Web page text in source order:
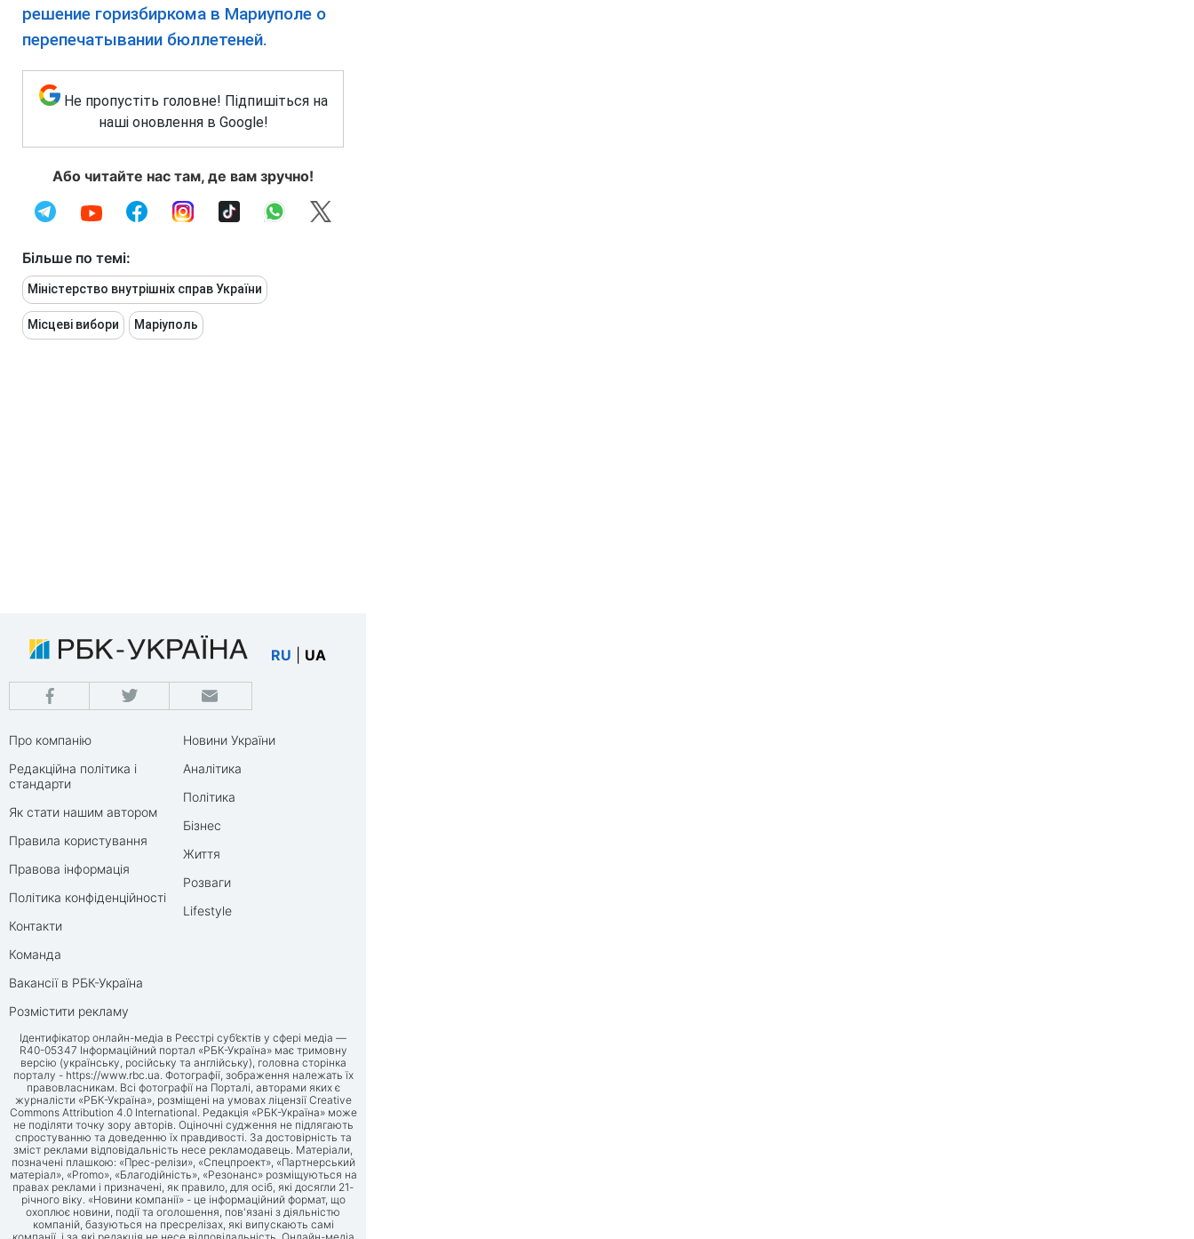
решение горизбиркома в Мариуполе о
перепечатывании бюллетеней.
Не пропустіть головне! Підпишіться на
наші оновлення в Google!
Або читайте нас там, де вам зручно!
Більше по темі:
Міністерство внутрішніх справ України
Місцеві вибори Маріуполь
RU UA
Про компанію
Редакційна політика і
стандарти
Як стати нашим автором
Правила користування
Правова інформація
Політика конфіденційності
Контакти
Команда
Вакансії в РБК-Україна
Розмістити рекламу
Новини України
Аналітика
Політика
Бізнес
Життя
Розваги
Lifestyle
Ідентифікатор онлайн-медіа в Реєстрі суб’єктів у сфері медіа —
R40-05347 Інформаційний портал «РБК-Україна» має тримовну
версію (українську, російську та англійську), головна сторінка
порталу - https://www.rbc.ua. Фотографії, зображення належать їх
правовласникам. Всі фотографії на Порталі, авторами яких є
журналісти «РБК-Україна», розміщені на умовах ліцензії Creative
Commons Attribution 4.0 International. Редакція «РБК-Україна» може
не поділяти точку зору авторів. Оціночні судження не підлягають
спростуванню та доведенню їх правдивості. За достовірність та
зміст реклами відповідальність несе рекламодавець. Матеріали,
позначені плашкою: «Прес-релізи», «Спецпроект», «Партнерський
матеріал», «Promo», «Благодійність», «Резонанс» розміщуються на
правах реклами і призначені, як правило, для осіб, які досягли 21-
річного віку. «Новини компанії» - це інформаційний формат, що
охоплює новини, події та оголошення, пов'язані з діяльністю
компаній, базуються на пресрелізах, які випускають самі